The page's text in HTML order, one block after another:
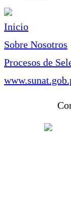
Inicio
Sobre Nosotros
Procesos de